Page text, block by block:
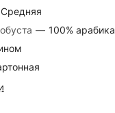
Средняя
— 100% арабика